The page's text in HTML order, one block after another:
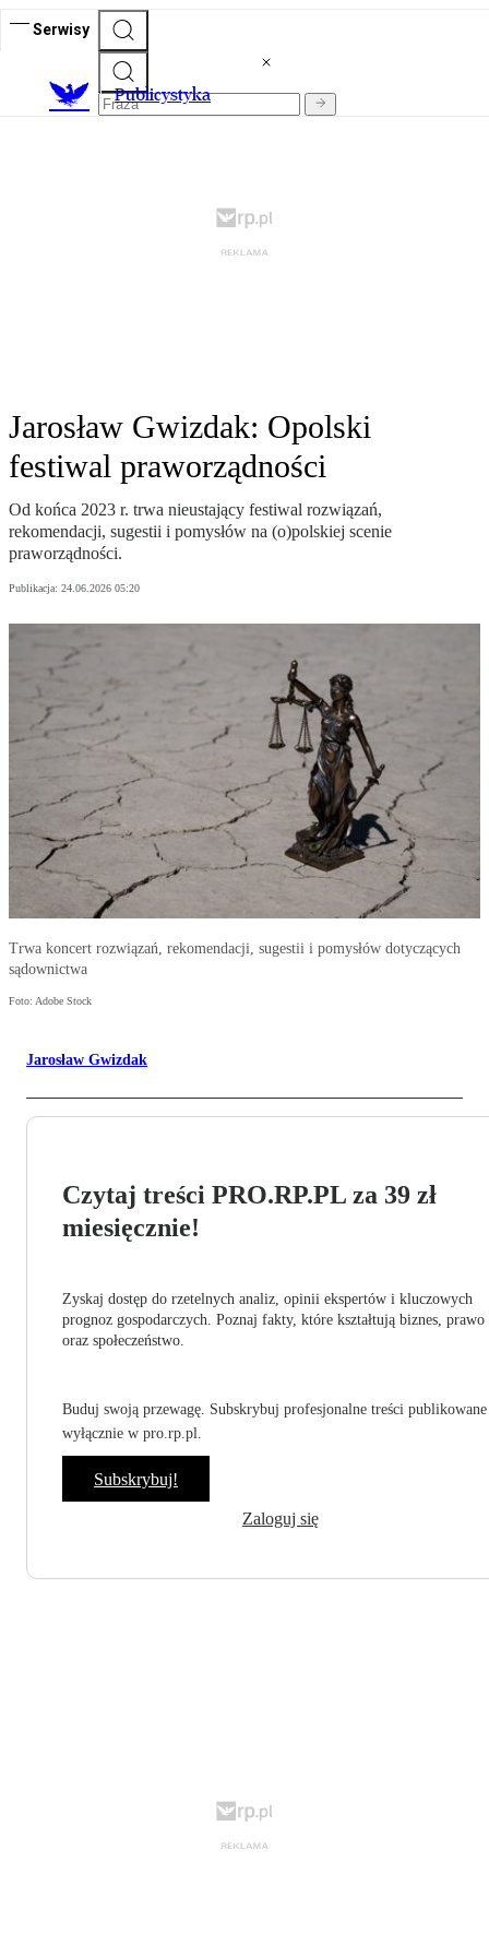
Serwisy
Publicystyka
Jarosław Gwizdak: Opolski
festiwal praworządności
Od końca 2023 r. trwa nieustający festiwal rozwiązań,
rekomendacji, sugestii i pomysłów na (o)polskiej scenie
praworządności.
Publikacja: 24.06.2026 05:20
Trwa koncert rozwiązań, rekomendacji, sugestii i pomysłów dotyczących
sądownictwa
Foto: Adobe Stock
Jarosław Gwizdak
Czytaj treści PRO.RP.PL za 39 zł
miesięcznie!
Zyskaj dostęp do rzetelnych analiz, opinii ekspertów i kluczowych
prognoz gospodarczych. Poznaj fakty, które kształtują biznes, prawo
oraz społeczeństwo.
Buduj swoją przewagę. Subskrybuj profesjonalne treści publikowane
wyłącznie w pro.rp.pl.
Subskrybuj!
Zaloguj się